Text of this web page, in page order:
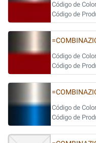
Código de
Código de
Código de
Código de
Código de
Código de